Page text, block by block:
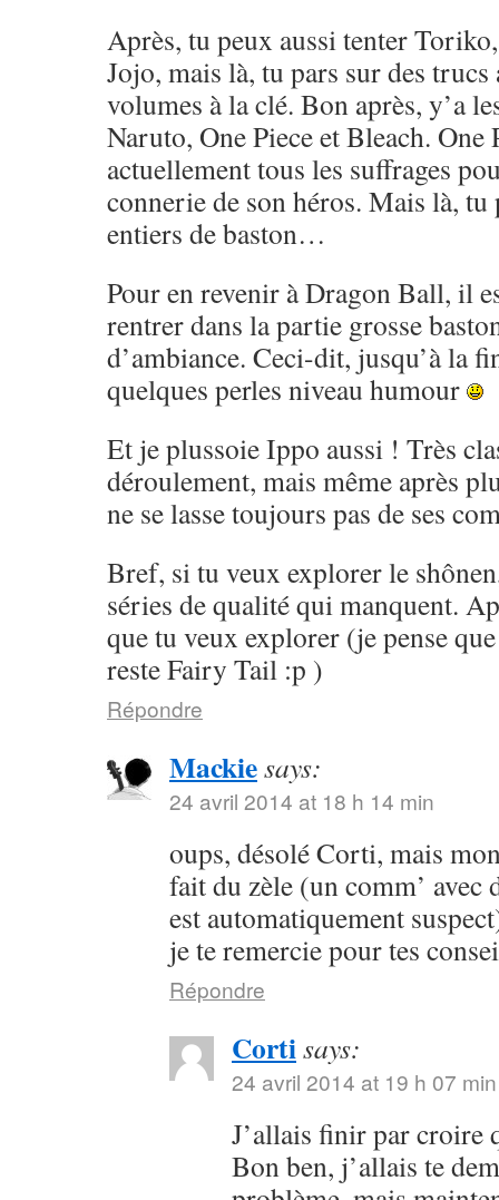
Après, tu peux aussi tenter
Jojo, mais là, tu pars sur des trucs
volumes à la clé. Bon après, y’a
Naruto, One Piece et Bleach. One
actuellement tous les suffrages
connerie de son héros. Mais là,
entiers de baston…
Pour en revenir à Dragon Ball, il
rentrer dans la partie grosse
d’ambiance. Ceci-dit, jusqu’à la
quelques perles niveau humour
Et je plussoie Ippo aussi ! Très
déroulement, mais même après
ne se lasse toujours pas de ses
Bref, si tu veux explorer le
séries de qualité qui manquent.
que tu veux explorer (je pense
reste Fairy Tail :p )
Répondre
Mackiesays:
24 avril 2014 at 18 h 14 min
oups, désolé Corti, mais
fait du zèle (un comm’ avec
est automatiquement
je te remercie pour tes
Répondre
Cortisays:
24 avril 2014 at 19 h 07 min
J’allais finir par croire
Bon ben, j’allais te